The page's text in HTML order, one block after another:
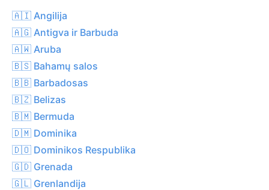
🇦🇮 Angilija
🇦🇬 Antigva ir Barbuda
🇦🇼 Aruba
🇧🇸 Bahamų salos
🇧🇧 Barbadosas
🇧🇿 Belizas
🇧🇲 Bermuda
🇩🇲 Dominika
🇩🇴 Dominikos Respublika
🇬🇩 Grenada
🇬🇱 Grenlandija